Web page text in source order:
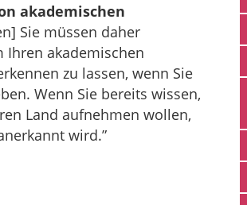
akademischen
Sie müssen daher
Ihren akademischen
zu lassen, wenn Sie
Wenn Sie bereits wissen,
Land aufnehmen wollen,
wird.”